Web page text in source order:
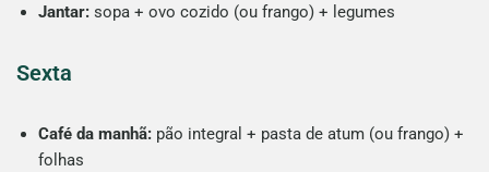
Jantar: sopa + ovo cozido (ou frango) + legumes
Sexta
Café da manhã: pão integral + pasta de atum (ou frango) +
folhas